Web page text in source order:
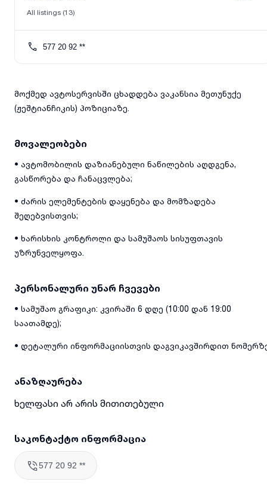
All listings (13)
577 20 92 **
მოქმედ ავტოსერვისში ცხადდება ვაკანსია მეთუნუქე
(ჟეშტიანჩიკის) პოზიციაზე.
მოვალეობები
• ავტომობილის დაზიანებული ნაწილების აღდგენა,
გასწორება და ჩანაცვლება;
• ძარის ელემენტების დაყენება და მომზადება
შეღებვისთვის;
• ხარისხის კონტროლი და სამუშაოს სისუფთავის
უზრუნველყოფა.
პერსონალური უნარ ჩვევები
• სამუშაო გრაფიკი: კვირაში 6 დღე (10:00 დან 19:00
საათამდე);
• დეტალური ინფორმაციისთვის დაგვიკავშირდით
ანაზღაურება
ხელფასი არ არის მითითებული
საკონტაქტო ინფორმაცია
577 20 92 **